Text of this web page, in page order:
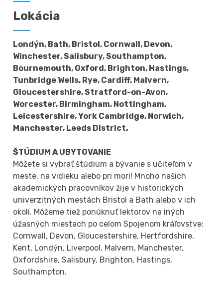
Lokácia
Londýn, Bath, Bristol, Cornwall, Devon,
Winchester, Salisbury, Southampton,
Bournemouth, Oxford, Brighton, Hastings,
Tunbridge Wells, Rye, Cardiff, Malvern,
Gloucestershire, Stratford-on-Avon,
Worcester, Birmingham, Nottingham,
Leicestershire, York Cambridge, Norwich,
Manchester, Leeds District.
ŠTÚDIUM A UBYTOVANIE
Môžete si vybrať štúdium a bývanie s učiteľom v
meste, na vidieku alebo pri mori! Mnoho našich
akademických pracovníkov žije v historických
univerzitných mestách Bristol a Bath alebo v ich
okolí. Môžeme tiež ponúknuť lektorov na iných
úžasných miestach po celom Spojenom kráľovstve:
Cornwall, Devon, Gloucestershire, Hertfordshire,
Kent, Londýn, Liverpool, Malvern, Manchester,
Oxfordshire, Salisbury, Brighton, Hastings,
Southampton.